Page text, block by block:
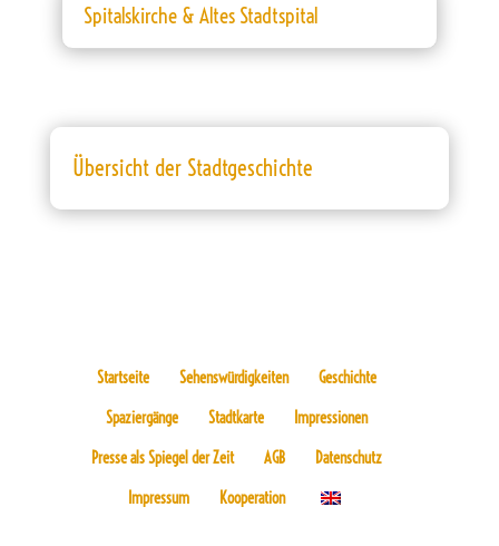
Spitalskirche & Altes Stadtspital
Übersicht der Stadtgeschichte
Startseite Sehenswürdigkeiten
Geschichte
Spaziergänge
Stadtkarte
Impressionen
Presse als Spiegel der Zeit
AGB
Datenschutz
Impressum
Kooperation